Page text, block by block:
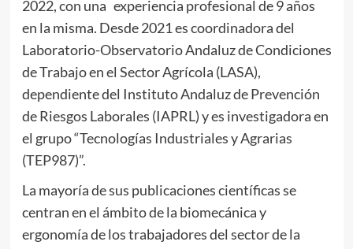
2022, con una experiencia profesional de 9 años
en la misma. Desde 2021 es coordinadora del
Laboratorio-Observatorio Andaluz de Condiciones
de Trabajo en el Sector Agrícola (LASA),
dependiente del Instituto Andaluz de Prevención
de Riesgos Laborales (IAPRL) y es investigadora en
el grupo “Tecnologías Industriales y Agrarias
(TEP987)”.
La mayoría de sus publicaciones científicas se
centran en el ámbito de la biomecánica y
ergonomía de los trabajadores del sector de la